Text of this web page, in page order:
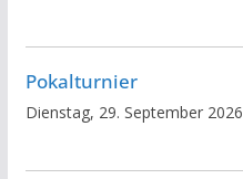
Pokalturnier
Dienstag, 29. September 2026